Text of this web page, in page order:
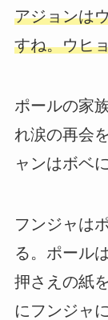
アジョンは
すね。ウヒ
ポールの家
れ涙の再会
ャンはボベ
フンジャは
る。ポール
押さえの紙
にフンジャ